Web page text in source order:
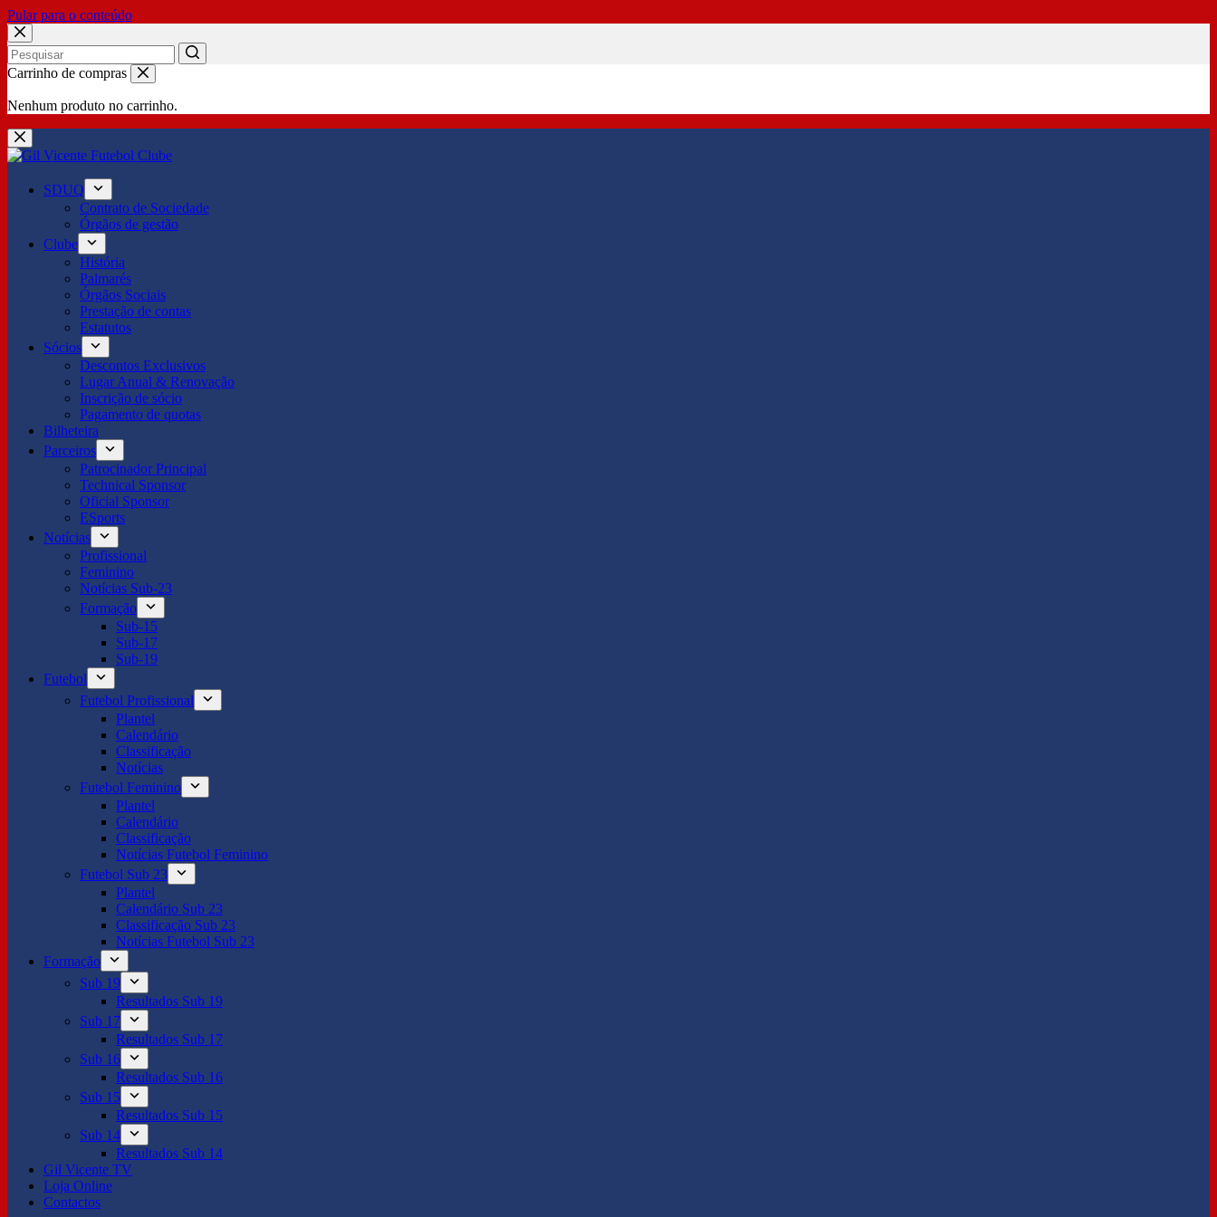
Pular para o conteúdo
No
Carrinho de compras
Nenhum produto no carrinho.
SDUQ
Contrato de Sociedade
Órgãos de gestão
Clube
História
Palmarés
Órgãos Sociais
Prestação de contas
Estatutos
Sócios
Descontos Exclusivos
Lugar Anual & Renovação
Inscrição de sócio
Pagamento de quotas
Bilheteira
Parceiros
Patrocinador Principal
Technical Sponsor
Oficial Sponsor
ESports
Notícias
Profissional
Feminino
Notícias Sub-23
Formação
Sub-15
Sub-17
Sub-19
Futebol
Futebol Profissional
Plantel
Calendário
Classificação
Notícias
Futebol Feminino
Plantel
Calendário
Classificação
Notícias Futebol Feminino
Futebol Sub 23
Plantel
Calendário Sub 23
Classificação Sub 23
Notícias Futebol Sub 23
Formação
Sub 19
Resultados Sub 19
Sub 17
Resultados Sub 17
Sub 16
Resultados Sub 16
Sub 15
Resultados Sub 15
Sub 14
Resultados Sub 14
Gil Vicente TV
Loja Online
Contactos